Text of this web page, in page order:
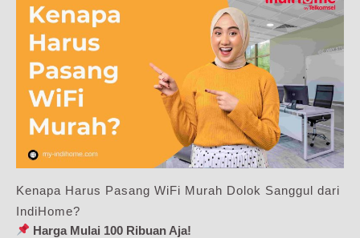
Kenapa Harus Pasang WiFi Murah Dolok Sanggul dari
IndiHome?
Harga Mulai 100 Ribuan Aja!